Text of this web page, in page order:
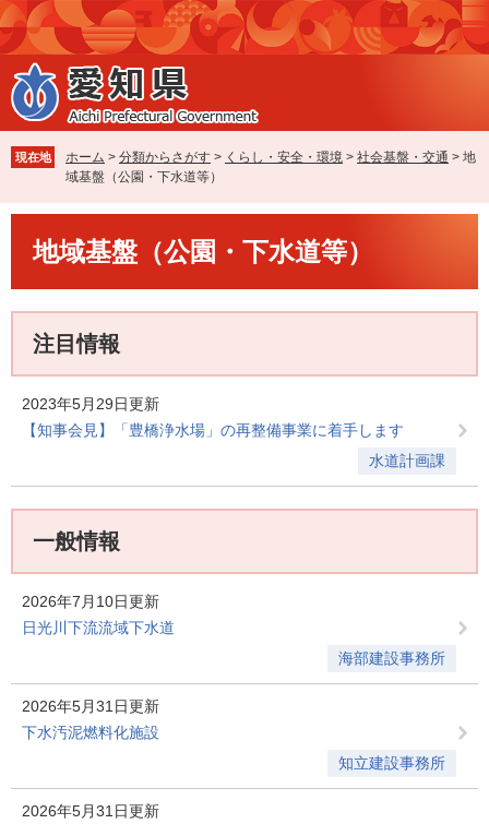
ペ
ー
ジ
の
先
で
す
メ
ニ
ュ
ー
を
ば
し
本
現在地 ホーム > 分類からさがす > くらし・安全・環境 > 社会基盤・交通 > 地
域基盤（公園・下水道等）
地域基盤（公園・下水道等）
注目情報
2023年5月29日更新
【知事会見】「豊橋浄水場」の再整備事業に着手します
水道計画課
一般情報
2026年7月10日更新
日光川下流流域下水道
海部建設事務所
2026年5月31日更新
下水汚泥燃料化施設
知立建設事務所
2026年5月31日更新